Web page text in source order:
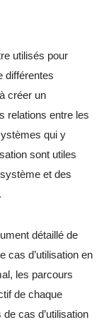
utilisés pour
différentes
créer un
relations entre les
qui y
sont utiles
et des
détaillé de
cas d’utilisation en
les parcours
de chaque
cas d’utilisation